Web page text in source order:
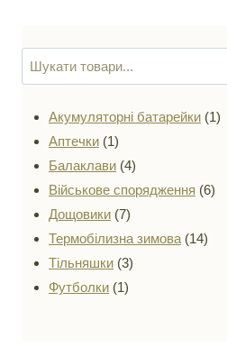
Акумуляторні батарейки 11
Аптечки 11
товар
Балаклави 44
товари
Військове спорядження 66
Дощовики 77
товарів
Термобілизна зимова 1414
Тільняшки 33
Футболки 11